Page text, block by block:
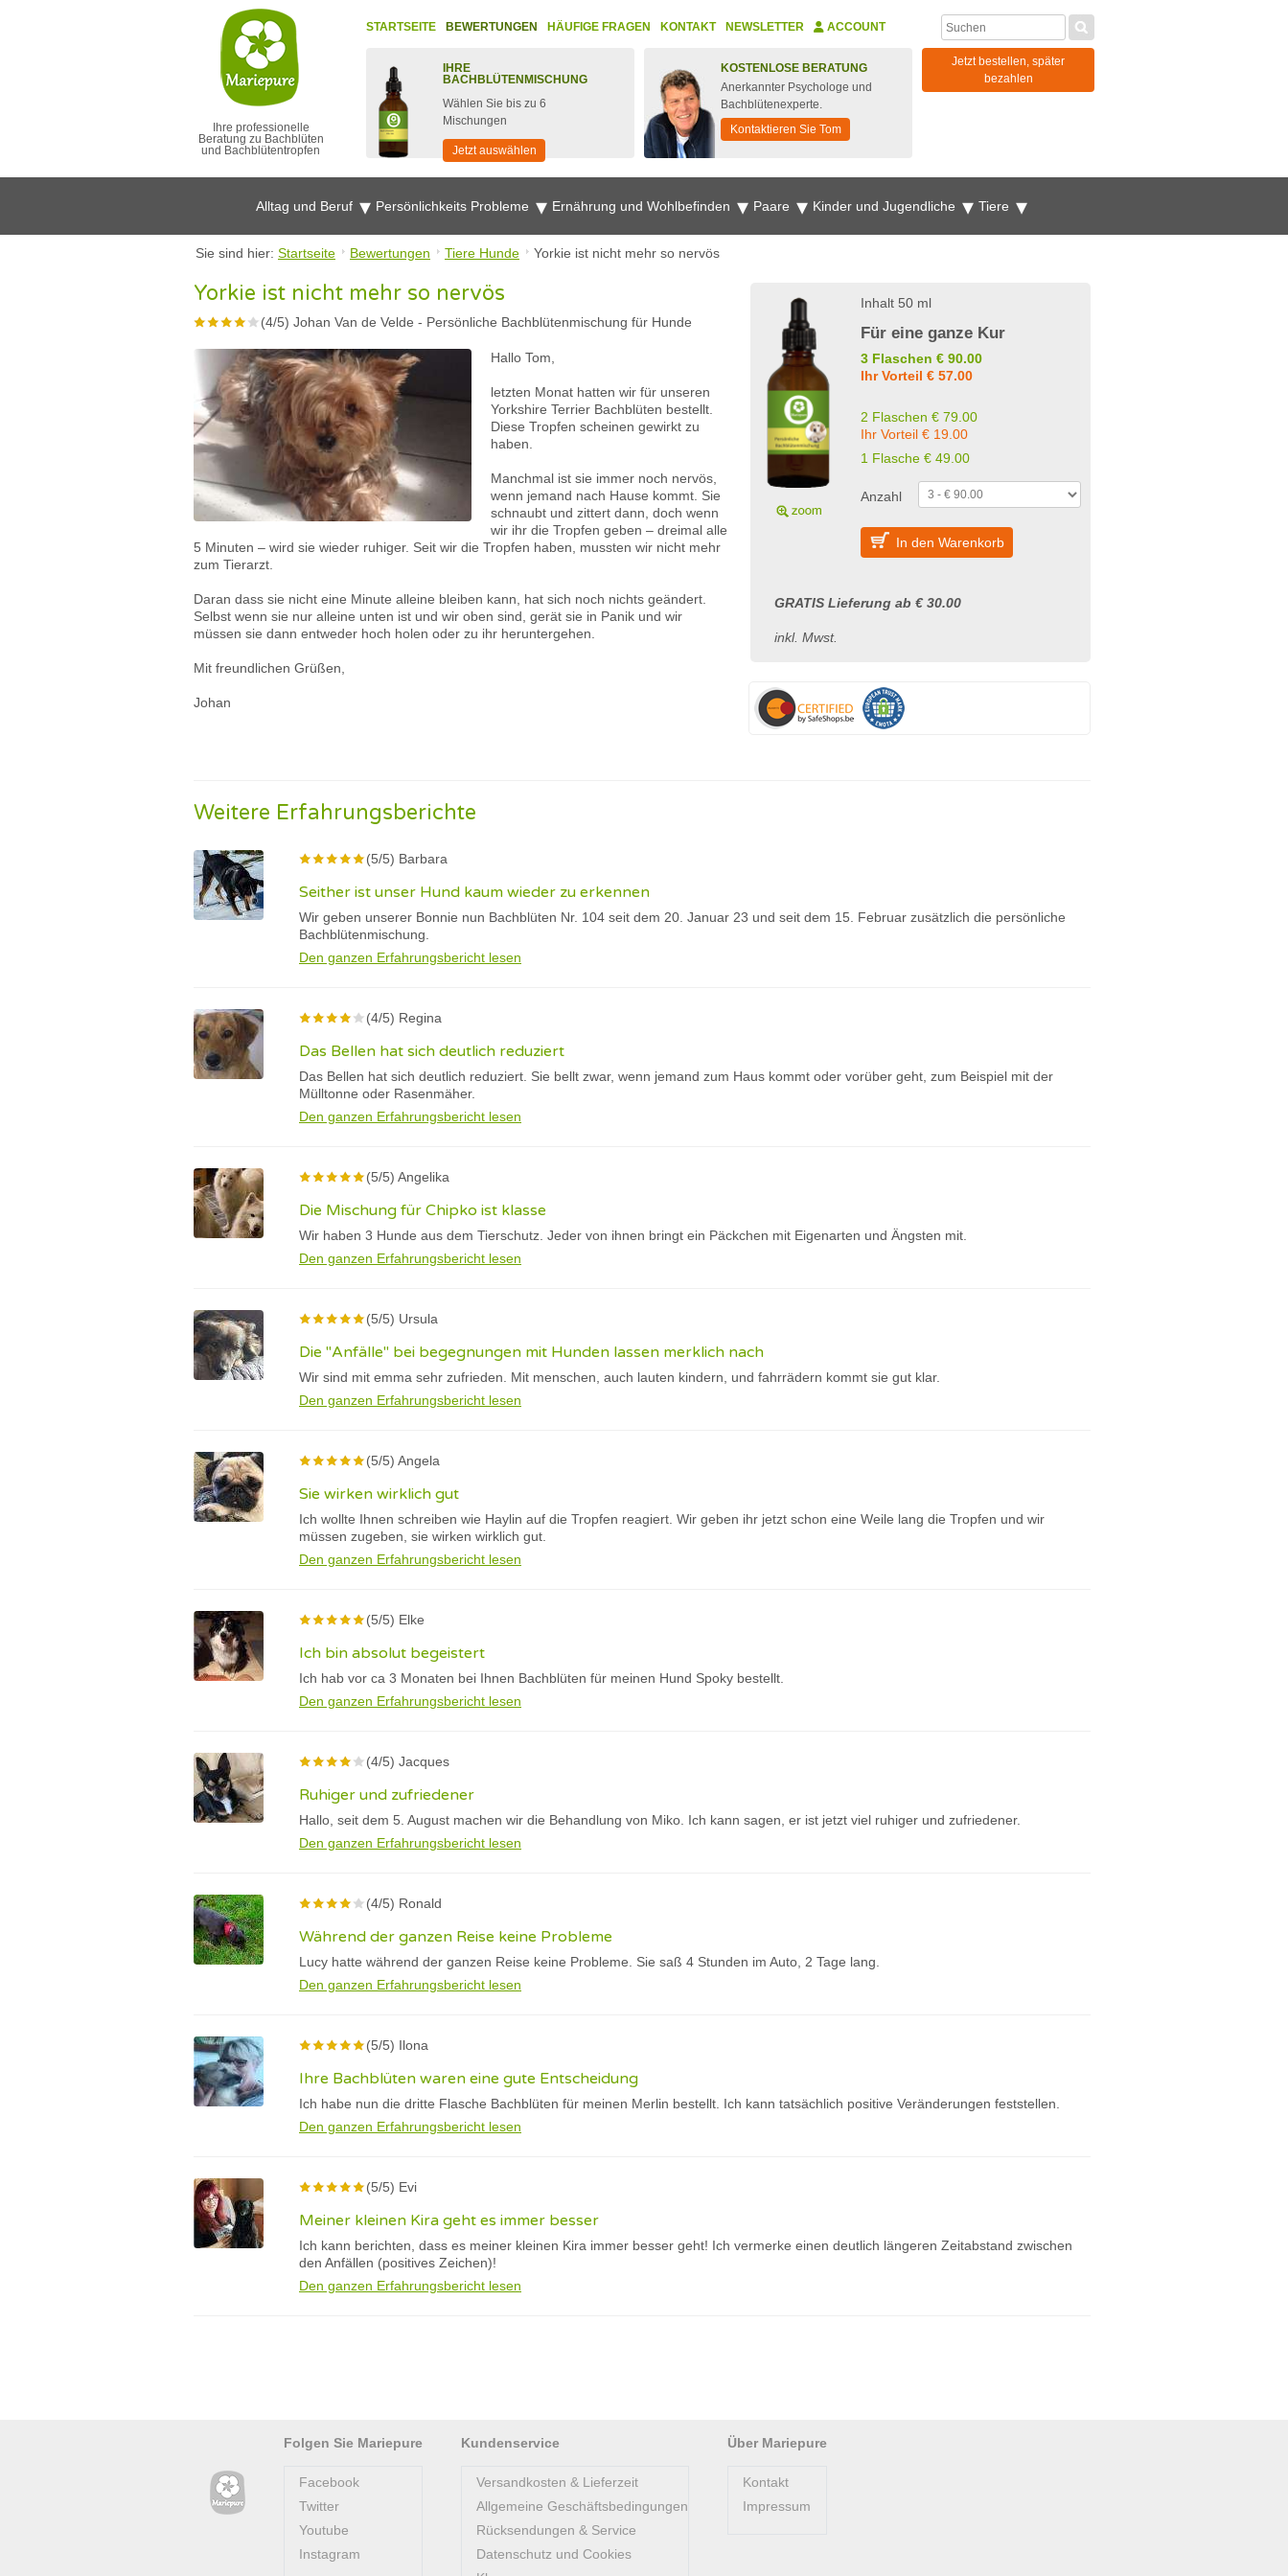
Ihre professionelle
Beratung zu Bachblüten
und Bachblütentropfen
STARTSEITE BEWERTUNGEN HÄUFIGE FRAGEN KONTAKT NEWSLETTER ACCOUNT
IHRE
BACHBLÜTENMISCHUNG
Wählen Sie bis zu 6
Mischungen
Jetzt auswählen
KOSTENLOSE BERATUNG
Anerkannter Psychologe und
Bachblütenexperte.
Kontaktieren Sie Tom
Jetzt bestellen, später
bezahlen
Alltag und Beruf Persönlichkeits Probleme Ernährung und Wohlbefinden Paare Kinder und Jugendliche Tiere
Sie sind hier: Startseite Bewertungen Tiere Hunde Yorkie ist nicht mehr so nervös
Yorkie ist nicht mehr so nervös
(4/5) Johan Van de Velde - Persönliche Bachblütenmischung für Hunde
Hallo Tom,
letzten Monat hatten wir für unseren
Yorkshire Terrier Bachblüten bestellt.
Diese Tropfen scheinen gewirkt zu
haben.
Manchmal ist sie immer noch nervös,
wenn jemand nach Hause kommt. Sie
schnaubt und zittert dann, doch wenn
wir ihr die Tropfen geben – dreimal alle
5 Minuten – wird sie wieder ruhiger. Seit wir die Tropfen haben, mussten wir nicht mehr
zum Tierarzt.
Daran dass sie nicht eine Minute alleine bleiben kann, hat sich noch nichts geändert.
Selbst wenn sie nur alleine unten ist und wir oben sind, gerät sie in Panik und wir
müssen sie dann entweder hoch holen oder zu ihr heruntergehen.
Mit freundlichen Grüßen,
Johan
Inhalt 50 ml
Für eine ganze Kur
3 Flaschen € 90.00
Ihr Vorteil € 57.00
2 Flaschen € 79.00
Ihr Vorteil € 19.00
1 Flasche € 49.00
Anzahl
In den Warenkorb
GRATIS Lieferung ab € 30.00
inkl. Mwst.
Weitere Erfahrungsberichte
(5/5) Barbara
Seither ist unser Hund kaum wieder zu erkennen
Wir geben unserer Bonnie nun Bachblüten Nr. 104 seit dem 20. Januar 23 und seit dem 15. Februar zusätzlich die persönliche
Bachblütenmischung.
Den ganzen Erfahrungsbericht lesen
(4/5) Regina
Das Bellen hat sich deutlich reduziert
Das Bellen hat sich deutlich reduziert. Sie bellt zwar, wenn jemand zum Haus kommt oder vorüber geht, zum Beispiel mit der
Mülltonne oder Rasenmäher.
Den ganzen Erfahrungsbericht lesen
(5/5) Angelika
Die Mischung für Chipko ist klasse
Wir haben 3 Hunde aus dem Tierschutz. Jeder von ihnen bringt ein Päckchen mit Eigenarten und Ängsten mit.
Den ganzen Erfahrungsbericht lesen
(5/5) Ursula
Die "Anfälle" bei begegnungen mit Hunden lassen merklich nach
Wir sind mit emma sehr zufrieden. Mit menschen, auch lauten kindern, und fahrrädern kommt sie gut klar.
Den ganzen Erfahrungsbericht lesen
(5/5) Angela
Sie wirken wirklich gut
Ich wollte Ihnen schreiben wie Haylin auf die Tropfen reagiert. Wir geben ihr jetzt schon eine Weile lang die Tropfen und wir
müssen zugeben, sie wirken wirklich gut.
Den ganzen Erfahrungsbericht lesen
(5/5) Elke
Ich bin absolut begeistert
Ich hab vor ca 3 Monaten bei Ihnen Bachblüten für meinen Hund Spoky bestellt.
Den ganzen Erfahrungsbericht lesen
(4/5) Jacques
Ruhiger und zufriedener
Hallo, seit dem 5. August machen wir die Behandlung von Miko. Ich kann sagen, er ist jetzt viel ruhiger und zufriedener.
Den ganzen Erfahrungsbericht lesen
(4/5) Ronald
Während der ganzen Reise keine Probleme
Lucy hatte während der ganzen Reise keine Probleme. Sie saß 4 Stunden im Auto, 2 Tage lang.
Den ganzen Erfahrungsbericht lesen
(5/5) Ilona
Ihre Bachblüten waren eine gute Entscheidung
Ich habe nun die dritte Flasche Bachblüten für meinen Merlin bestellt. Ich kann tatsächlich positive Veränderungen feststellen.
Den ganzen Erfahrungsbericht lesen
(5/5) Evi
Meiner kleinen Kira geht es immer besser
Ich kann berichten, dass es meiner kleinen Kira immer besser geht! Ich vermerke einen deutlich längeren Zeitabstand zwischen
den Anfällen (positives Zeichen)!
Den ganzen Erfahrungsbericht lesen
Folgen Sie Mariepure
Facebook
Twitter
Youtube
Instagram
Kundenservice
Versandkosten & Lieferzeit
Allgemeine Geschäftsbedingungen
Rücksendungen & Service
Datenschutz und Cookies
Über Mariepure
Kontakt
Impressum